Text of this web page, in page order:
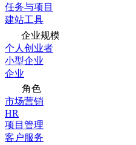
任务与项目
建站工具
企业规模
个人创业者
小型企业
企业
角色
市场营销
HR
项目管理
客户服务